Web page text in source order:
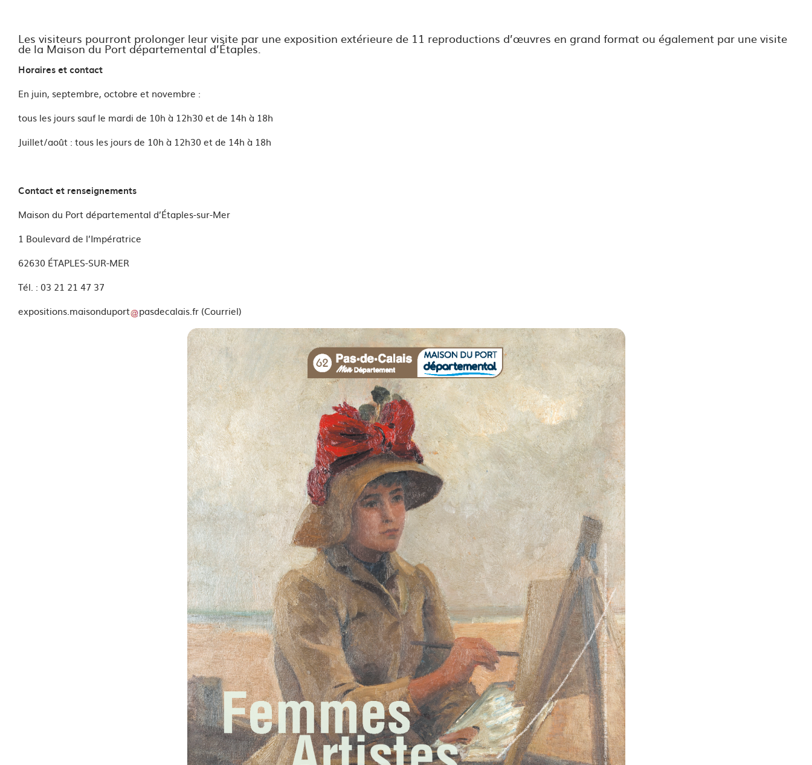
Les visiteurs pourront prolonger leur visite par une exposition extérieure de 11 reproductions d’œuvres en grand format ou également par une visite
de la Maison du Port départemental d’Étaples.
Horaires et contact
En juin, septembre, octobre et novembre :
tous les jours sauf le mardi de 10h à 12h30 et de 14h à 18h
Juillet/août : tous les jours de 10h à 12h30 et de 14h à 18h
Contact et renseignements
Maison du Port départemental d’Étaples-sur-Mer
1 Boulevard de l’Impératrice
62630 ÉTAPLES-SUR-MER
Tél. : 03 21 21 47 37
expositions.maisonduport pasdecalais.fr (Courriel)